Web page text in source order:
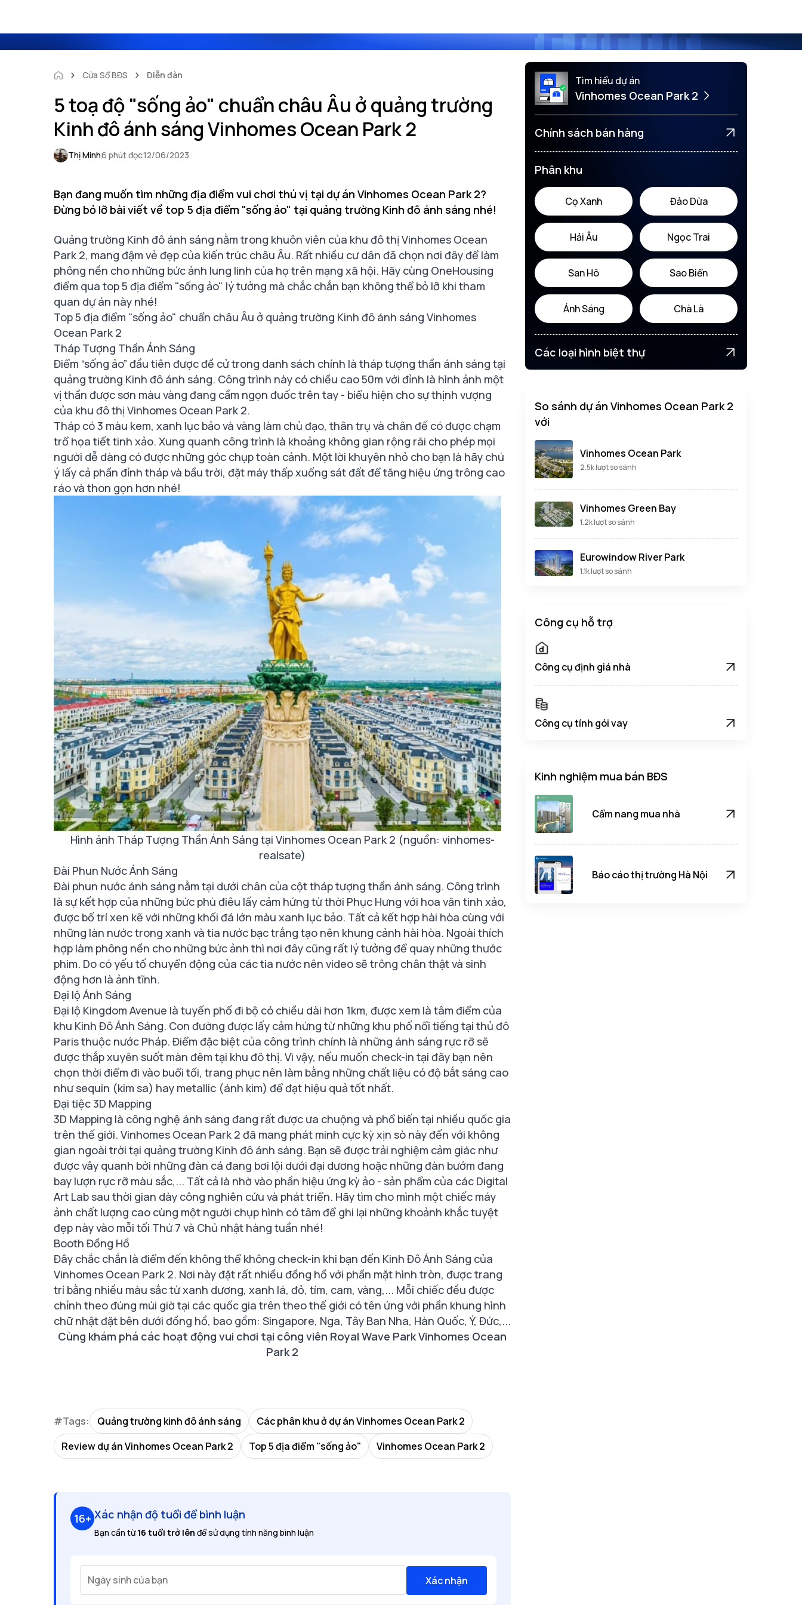
Cửa Sổ BĐS Diễn đàn
5 toạ độ "sống ảo" chuẩn châu Âu ở quảng trường
Kinh đô ánh sáng Vinhomes Ocean Park 2
Thị Minh6 phút đọc12/06/2023
Bạn đang muốn tìm những địa điểm vui chơi thú vị tại dự án Vinhomes Ocean Park 2?
Đừng bỏ lỡ bài viết về top 5 địa điểm "sống ảo" tại quảng trường Kinh đô ánh sáng nhé!
Quảng trường Kinh đô ánh sáng nằm trong khuôn viên của khu đô thị Vinhomes Ocean
Park 2, mang đậm vẻ đẹp của kiến trúc châu Âu. Rất nhiều cư dân đã chọn nơi đây để làm
phông nền cho những bức ảnh lung linh của họ trên mạng xã hội. Hãy cùng OneHousing
điểm qua top 5 địa điểm "sống ảo" lý tưởng mà chắc chắn bạn không thể bỏ lỡ khi tham
quan dự án này nhé!
Top 5 địa điểm "sống ảo" chuẩn châu Âu ở quảng trường Kinh đô ánh sáng Vinhomes
Ocean Park 2
Tháp Tượng Thần Ánh Sáng
Điểm “sống ảo” đầu tiên được đề cử trong danh sách chính là tháp tượng thần ánh sáng tại
quảng trường Kinh đô ánh sáng. Công trình này có chiều cao 50m với đỉnh là hình ảnh một
vị thần được sơn màu vàng đang cầm ngọn đuốc trên tay - biểu hiện cho sự thịnh vượng
của khu đô thị Vinhomes Ocean Park 2.
Tháp có 3 màu kem, xanh lục bảo và vàng làm chủ đạo, thân trụ và chân đế có được chạm
trổ họa tiết tinh xảo. Xung quanh công trình là khoảng không gian rộng rãi cho phép mọi
người dễ dàng có được những góc chụp toàn cảnh. Một lời khuyên nhỏ cho bạn là hãy chú
ý lấy cả phần đỉnh tháp và bầu trời, đặt máy thấp xuống sát đất để tăng hiệu ứng trông cao
ráo và thon gọn hơn nhé!
Hình ảnh Tháp Tượng Thần Ánh Sáng tại Vinhomes Ocean Park 2 (nguồn: vinhomes-
realsate)
Đài Phun Nước Ánh Sáng
Đài phun nước ánh sáng nằm tại dưới chân của cột tháp tượng thần ánh sáng. Công trình
là sự kết hợp của những bức phù điêu lấy cảm hứng từ thời Phục Hưng với hoa văn tinh xảo,
được bố trí xen kẽ với những khối đá lớn màu xanh lục bảo. Tất cả kết hợp hài hòa cùng với
những làn nước trong xanh và tia nước bạc trắng tạo nên khung cảnh hài hòa. Ngoài thích
hợp làm phông nền cho những bức ảnh thì nơi đây cũng rất lý tưởng để quay những thước
phim. Do có yếu tố chuyển động của các tia nước nên video sẽ trông chân thật và sinh
động hơn là ảnh tĩnh.
Đại lộ Ánh Sáng
Đại lộ Kingdom Avenue là tuyến phố đi bộ có chiều dài hơn 1km, được xem là tâm điểm của
khu Kinh Đô Ánh Sáng. Con đường được lấy cảm hứng từ những khu phố nổi tiếng tại thủ đô
Paris thuộc nước Pháp. Điểm đặc biệt của công trình chính là những ánh sáng rực rỡ sẽ
được thắp xuyên suốt màn đêm tại khu đô thị. Vì vậy, nếu muốn check-in tại đây bạn nên
chọn thời điểm đi vào buổi tối, trang phục nên làm bằng những chất liệu có độ bắt sáng cao
như sequin (kim sa) hay metallic (ánh kim) để đạt hiệu quả tốt nhất.
Đại tiệc 3D Mapping
3D Mapping là công nghệ ánh sáng đang rất được ưa chuộng và phổ biến tại nhiều quốc gia
trên thế giới. Vinhomes Ocean Park 2 đã mang phát minh cực kỳ xịn sò này đến với không
gian ngoài trời tại quảng trường Kinh đô ánh sáng. Bạn sẽ được trải nghiệm cảm giác như
được vây quanh bởi những đàn cá đang bơi lội dưới đại dương hoặc những đàn bướm đang
bay lượn rực rỡ màu sắc,... Tất cả là nhờ vào phần hiệu ứng kỳ ảo - sản phẩm của các Digital
Art Lab sau thời gian dày công nghiên cứu và phát triển. Hãy tìm cho mình một chiếc máy
ảnh chất lượng cao cùng một người chụp hình có tâm để ghi lại những khoảnh khắc tuyệt
đẹp này vào mỗi tối Thứ 7 và Chủ nhật hàng tuần nhé!
Booth Đồng Hồ
Đây chắc chắn là điểm đến không thể không check-in khi bạn đến Kinh Đô Ánh Sáng của
Vinhomes Ocean Park 2. Nơi này đặt rất nhiều đồng hồ với phần mặt hình tròn, được trang
trí bằng nhiều màu sắc từ xanh dương, xanh lá, đỏ, tím, cam, vàng,... Mỗi chiếc đều được
chỉnh theo đúng múi giờ tại các quốc gia trên theo thế giới có tên ứng với phần khung hình
chữ nhật đặt bên dưới đồng hồ, bao gồm: Singapore, Nga, Tây Ban Nha, Hàn Quốc, Ý, Đức,...
Cùng khám phá các hoạt động vui chơi tại công viên Royal Wave Park Vinhomes Ocean
Park 2
#Tags: Quảng trường kinh đô ánh sáng
Các phân khu ở dự án Vinhomes Ocean Park 2
Review dự án Vinhomes Ocean Park 2
Top 5 địa điểm "sống ảo" Vinhomes Ocean Park 2
16+ Xác nhận độ tuổi để bình luận
Bạn cần từ16 tuổi trở lên để sử dụng tính năng bình luận
Ngày sinh của bạn Xác nhận
Tìm hiểu dự án
Vinhomes Ocean Park 2
Chính sách bán hàng
Phân khu
Cọ Xanh Đảo Dừa
Hải Âu Ngọc Trai
San Hô Sao Biển
Ánh Sáng Chà Là
Các loại hình biệt thự
So sánh dự án Vinhomes Ocean Park 2
với
Vinhomes Ocean Park
2.5k lượt so sánh
Vinhomes Green Bay
1.2k lượt so sánh
Eurowindow River Park
1.1k lượt so sánh
Công cụ hỗ trợ
Công cụ định giá nhà
Công cụ tính gói vay
Kinh nghiệm mua bán BĐS
Cẩm nang mua nhà
Báo cáo thị trường Hà Nội